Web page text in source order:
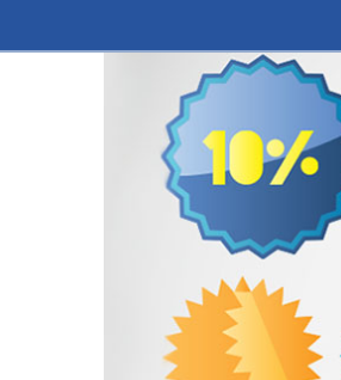
禧
網
路
銷